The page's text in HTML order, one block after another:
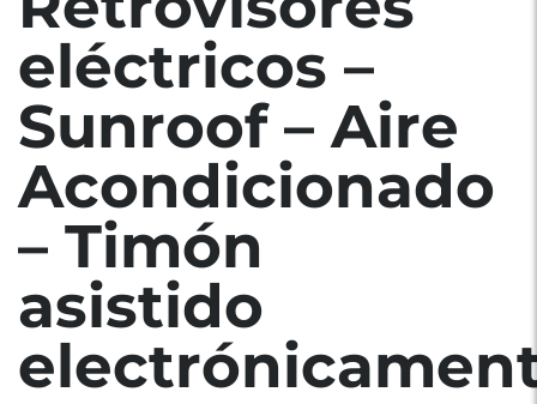
eléctricos –
Sunroof – Aire
Acondicionado
– Timón
asistido